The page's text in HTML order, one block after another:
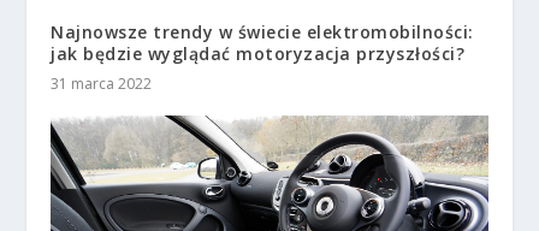
Najnowsze trendy w świecie elektromobilności:
jak będzie wyglądać motoryzacja przyszłości?
31 marca 2022